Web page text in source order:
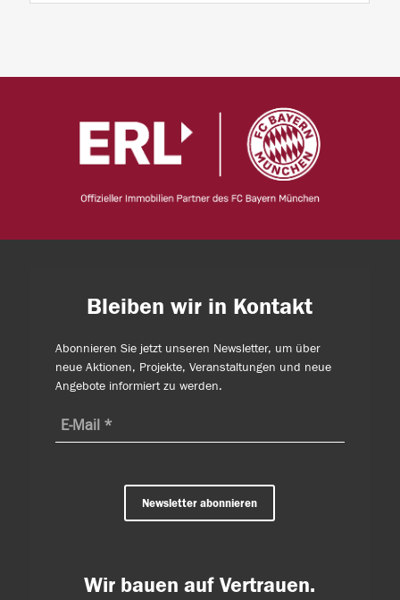
Bleiben wir in Kontakt
Abonnieren Sie jetzt unseren Newsletter, um über
neue Aktionen, Projekte, Veranstaltungen und neue
Angebote informiert zu werden.
Newsletter abonnieren
Wir bauen auf Vertrauen.